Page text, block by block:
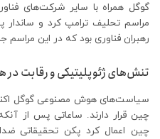
گوگل همراه با سایر شرکت‌های
مراسم تحلیف ترامپ کرد و ساندار
رهبران فناوری بود که در این مراسم
تنش‌های ژئوپلیتیکی و رقابت
سیاست‌های هوش مصنوعی گوگل
چین قرار دارند. ساعاتی پس از
چین اعمال کرد پکن تحقیقاتی